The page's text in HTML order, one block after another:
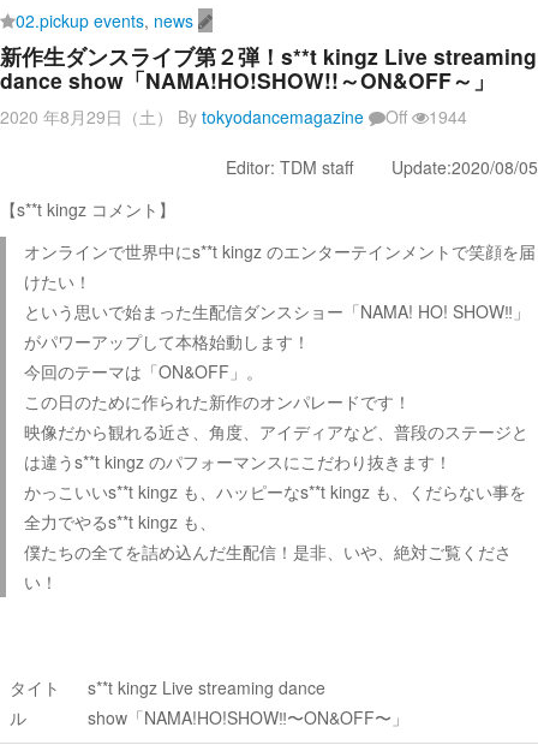
02.pickup events, news
新作生ダンスライブ第２弾！s**t kingz Live streaming
dance show「NAMA!HO!SHOW!!～ON&OFF～」
2020 年8月29日（土） By tokyodancemagazine Off 1944
Editor: TDM staff Update:2020/08/05
【s**t kingz コメント】
オンラインで世界中にs**t kingz のエンターテインメントで笑顔を届
けたい！
という思いで始まった生配信ダンスショー「NAMA! HO! SHOW‼」
がパワーアップして本格始動します！
今回のテーマは「ON&OFF」。
この日のために作られた新作のオンパレードです！
映像だから観れる近さ、角度、アイディアなど、普段のステージと
は違うs**t kingz のパフォーマンスにこだわり抜きます！
かっこいいs**t kingz も、ハッピーなs**t kingz も、くだらない事を
全力でやるs**t kingz も、
僕たちの全てを詰め込んだ生配信！是非、いや、絶対ご覧くださ
い！
タイト
ル
s**t kingz Live streaming dance
show「NAMA!HO!SHOW‼〜ON&OFF〜」